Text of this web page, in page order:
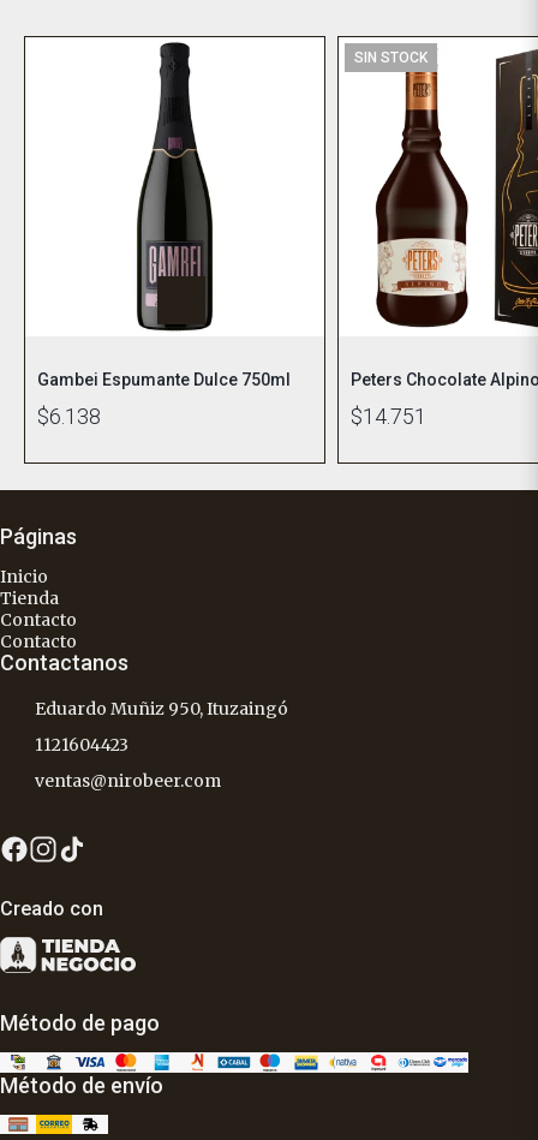
Gambei Espumante Dulce 750ml
$6.138
SIN STOCK
Peters Chocolate
$14.751
Páginas
Inicio
Tienda
Contacto
Contacto
Contactanos
Eduardo Muñiz 950, Ituzaingó
1121604423
ventas@nirobeer.com
Creado con
Método de pago
Método de envío